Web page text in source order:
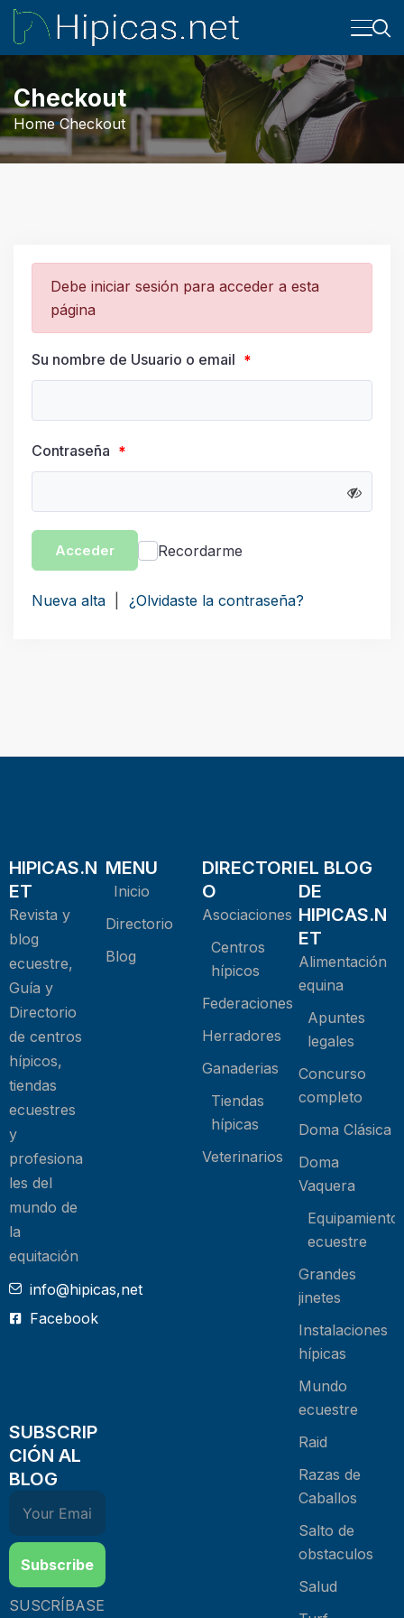
Checkout
Home Checkout
Debe iniciar sesión para acceder a esta
página
Su nombre de Usuario o email *
Contraseña *
Acceder Recordarme
Nueva alta ¿Olvidaste la contraseña?
HIPICAS.N
ET
Revista y
blog
ecuestre,
Guía y
Directorio
de centros
hípicos,
tiendas
ecuestres
y
profesiona
les del
mundo de
la
equitación
info@hipicas,net
Facebook
SUBSCRIP
CIÓN AL
BLOG
Subscribe
SUSCRÍBASE
MENU
Inicio
Directorio
Blog
DIRECTORI
O
Asociaciones
Centros
hípicos
Federaciones
Herradores
Ganaderias
Tiendas
hípicas
Veterinarios
EL BLOG
DE
HIPICAS.N
ET
Alimentación
equina
Apuntes
legales
Concurso
completo
Doma Clásica
Doma
Vaquera
Equipamiento
ecuestre
Grandes
jinetes
Instalaciones
hípicas
Mundo
ecuestre
Raid
Razas de
Caballos
Salto de
obstaculos
Salud